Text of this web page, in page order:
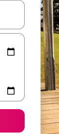
po nich za